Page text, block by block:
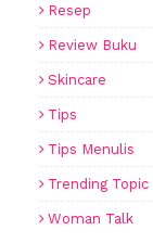
Resep
Review Buku
Skincare
Tips
Tips Menulis
Trending Topic
Woman Talk